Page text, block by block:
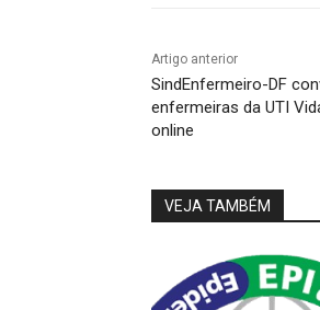
Artigo anterior
SindEnfermeiro-DF
enfermeiras da UTI
online
VEJA TAMBÉM